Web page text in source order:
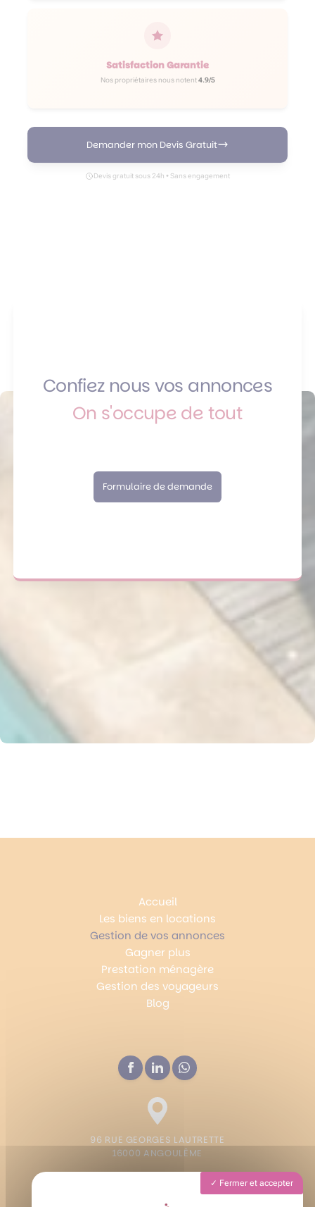
Satisfaction Garantie
Nos propriétaires nous notent4.9/5
Demander mon Devis Gratuit
Devis gratuit sous 24h • Sans engagement
Confiez nous vos annonces
On s'occupe de tout
Formulaire de demande
Accueil
Les biens en locations
Gestion de vos annonces
Gagner plus
Prestation ménagère
Gestion des voyageurs
Blog
96 RUE GEORGES LAUTRETTE
16000 ANGOULÊME
Fermer et accepter